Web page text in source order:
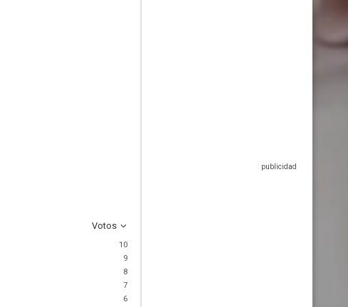
Votos
10
9
8
7
6